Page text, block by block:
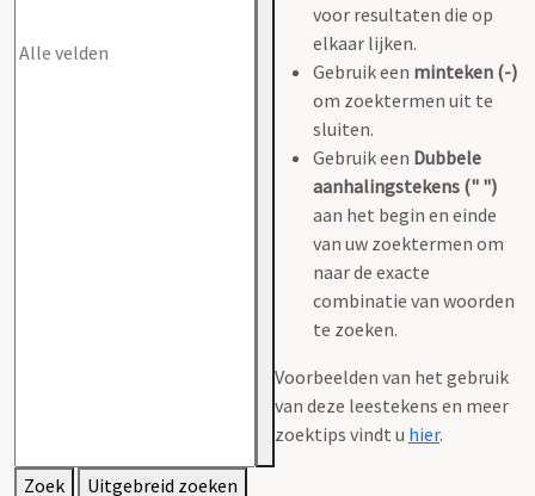
voor resultaten die op
elkaar lijken.
Gebruik een minteken (-)
om zoektermen uit te
sluiten.
Gebruik een Dubbele
aanhalingstekens (" ")
aan het begin en einde
van uw zoektermen om
naar de exacte
combinatie van woorden
te zoeken.
Voorbeelden van het gebruik
van deze leestekens en meer
zoektips vindt u hier.
Zoek Uitgebreid zoeken